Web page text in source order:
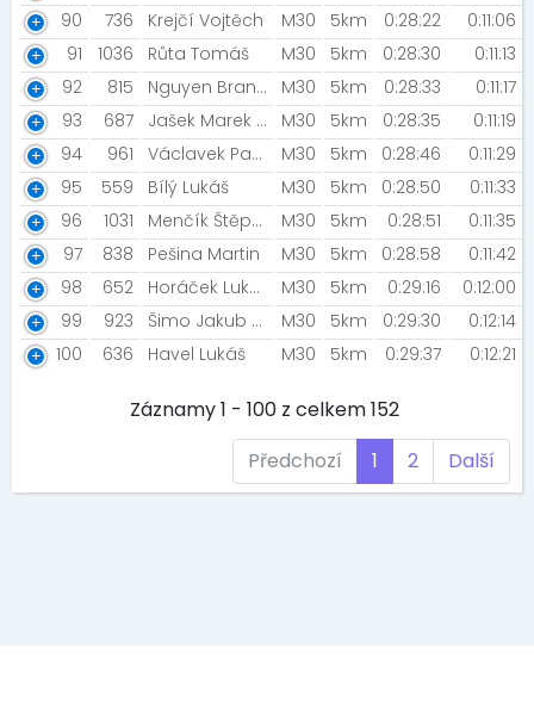
90
736 Krejčí Vojtěch M30 5km 0:28:22
0:11:06
91
1036 Růta Tomáš M30 5km 0:28:30
0:11:13
92
815 Nguyen Brandon M30 5km 0:28:33
0:11:17
93
687 Jašek Marek [DZCC] M30 5km 0:28:35
0:11:19
94
961 Václavek Pavel M30 5km 0:28:46
0:11:29
95
559 Bílý Lukáš M30 5km 0:28:50
0:11:33
96
1031 Menčík Štěpán M30 5km 0:28:51
0:11:35
97
838 Pešina Martin M30 5km 0:28:58
0:11:42
98
652 Horáček Lukáš M30 5km 0:29:16
0:12:00
99
923 Šimo Jakub [Nutrend ] M30 5km 0:29:30
0:12:14
100
636 Havel Lukáš M30 5km 0:29:37 0:12:21
Záznamy 1 - 100 z celkem 152
Předchozí
1 2 Další